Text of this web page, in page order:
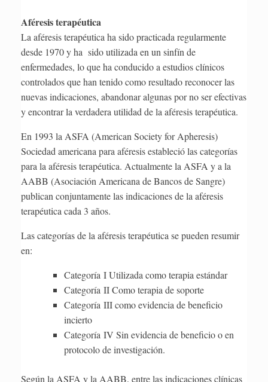
Aféresis terapéutica
La aféresis terapéutica ha sido practicada regularmente
desde 1970 y ha sido utilizada en un sinfín de
enfermedades, lo que ha conducido a estudios clínicos
controlados que han tenido como resultado reconocer las
nuevas indicaciones, abandonar algunas por no ser efectivas
y encontrar la verdadera utilidad de la aféresis terapéutica.
En 1993 la ASFA (American Society for Apheresis)
Sociedad americana para aféresis estableció las categorías
para la aféresis terapéutica. Actualmente la ASFA y a la
AABB (Asociación Americana de Bancos de Sangre)
publican conjuntamente las indicaciones de la aféresis
terapéutica cada 3 años.
Las categorías de la aféresis terapéutica se pueden resumir
en:
Categoría I Utilizada como terapia estándar
Categoría II Como terapia de soporte
Categoría III como evidencia de beneficio
incierto
Categoría IV Sin evidencia de beneficio o en
protocolo de investigación.
Según la ASFA y la AABB, entre las indicaciones clínicas